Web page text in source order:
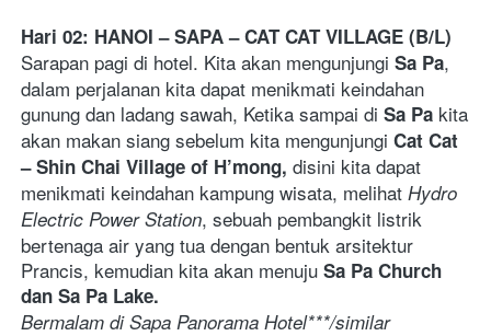
Hari 02: HANOI – SAPA – CAT CAT VILLAGE (B/L)
Sarapan pagi di hotel. Kita akan mengunjungi Sa Pa,
dalam perjalanan kita dapat menikmati keindahan
gunung dan ladang sawah, Ketika sampai di Sa Pa kita
akan makan siang sebelum kita mengunjungi Cat Cat
– Shin Chai Village of H’mong, disini kita dapat
menikmati keindahan kampung wisata, melihat Hydro
Electric Power Station, sebuah pembangkit listrik
bertenaga air yang tua dengan bentuk arsitektur
Prancis, kemudian kita akan menuju Sa Pa Church
dan Sa Pa Lake.
Bermalam di Sapa Panorama Hotel***/similar